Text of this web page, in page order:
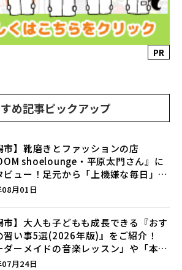
PR
め記事ピックアップ
市】靴磨きとファッションの店
shoelounge・平原太門さん』に
ビュー！足元から「上機嫌な毎日」を
いの提案とは？
月01日
市】大人も子どもも成長できる『おす
習い事5選(2026年版)』をご紹介！
ダーメイドの音楽レッスン」や「本格
ボクシング」で新しい自分を見つけよ
月24日